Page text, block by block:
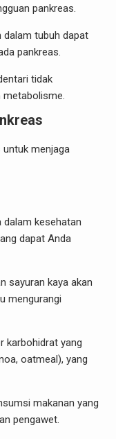
pankreas.
dalam tubuh dapat
pankreas.
tidak
metabolisme.
untuk menjaga
dalam kesehatan
dapat Anda
sayuran kaya akan
mengurangi
karbohidrat yang
oatmeal), yang
makanan yang
pengawet.